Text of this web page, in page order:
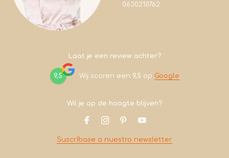
0630210762
Laat je een review achter?
9,5 Wij scoren een 9,5 op Google
Wil je op de hoogte blijven?
Suscríbase a nuestro newsletter